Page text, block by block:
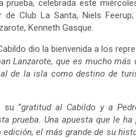
prueba, celebrada este
de Club La Santa, Niels
Kenneth Gasque.
dio la bienvenida a los
Lanzarote, que es mucho
de la isla como destino de
su “gratitud al Cabildo y a
prueba. Una apuesta que le
el más grande de su